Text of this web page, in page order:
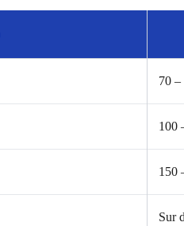
70 –
100
150
Sur